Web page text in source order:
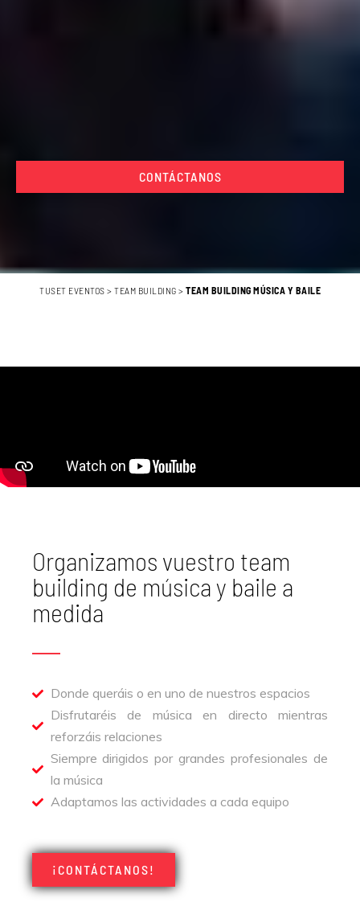
CONTÁCTANOS
TUSET EVENTOS > TEAM BUILDING > TEAM BUILDING MÚSICA Y BAILE
Organizamos vuestro team
building de música y baile a
medida​
Donde queráis o en uno de nuestros espacios​
Disfrutaréis de música en directo mientras
reforzáis relaciones​
Siempre dirigidos por grandes profesionales de
la música​
Adaptamos las actividades a cada equipo​
¡CONTÁCTANOS!